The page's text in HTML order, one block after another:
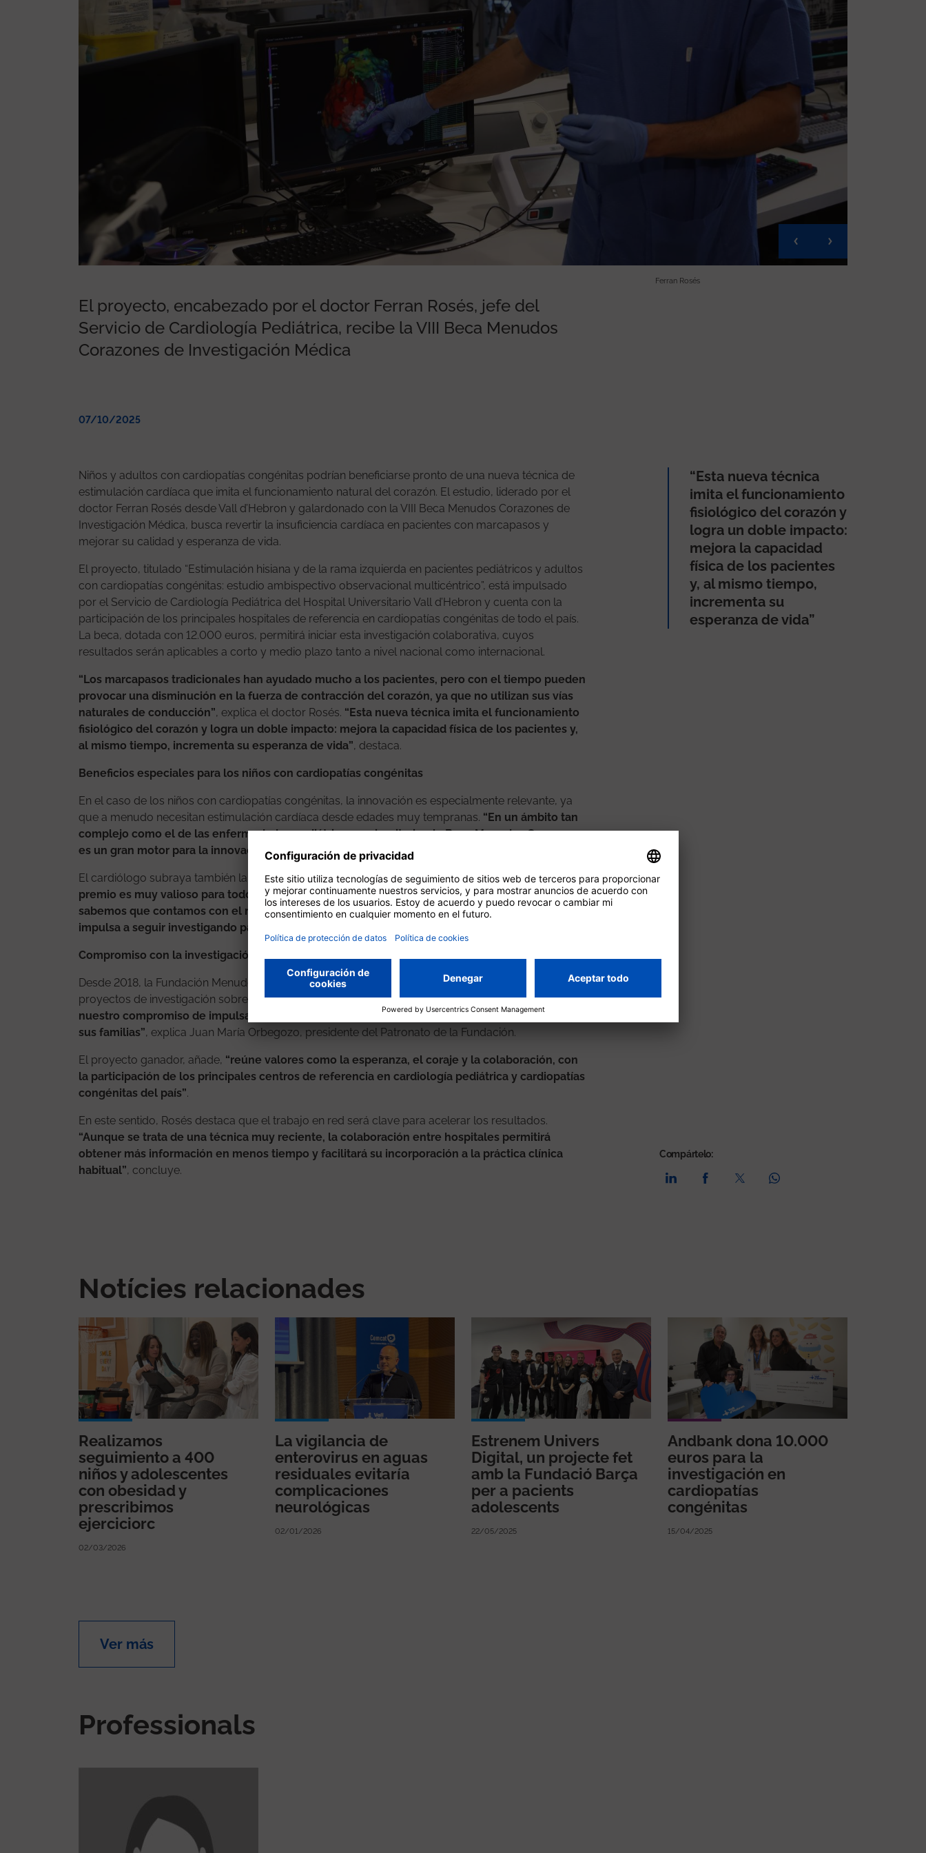
Ferran Rosés
El proyecto, encabezado por el doctor Ferran Rosés, jefe del
Servicio de Cardiología Pediátrica, recibe la VIII Beca Menudos
Corazones de Investigación Médica
07/10/2025
Niños y adultos con cardiopatías congénitas podrían beneficiarse pronto de una nueva técnica de
estimulación cardíaca que imita el funcionamiento natural del corazón. El estudio, liderado por el
doctor Ferran Rosés desde Vall d’Hebron y galardonado con la VIII Beca Menudos Corazones de
Investigación Médica, busca revertir la insuficiencia cardíaca en pacientes con marcapasos y
mejorar su calidad y esperanza de vida.
El proyecto, titulado “Estimulación hisiana y de la rama izquierda en pacientes pediátricos y adultos
con cardiopatías congénitas: estudio ambispectivo observacional multicéntrico”, está impulsado
por el Servicio de Cardiología Pediátrica del Hospital Universitario Vall d’Hebron y cuenta con la
participación de los principales hospitales de referencia en cardiopatías congénitas de todo el país.
La beca, dotada con 12.000 euros, permitirá iniciar esta investigación colaborativa, cuyos
resultados serán aplicables a corto y medio plazo tanto a nivel nacional como internacional.
“Los marcapasos tradicionales han ayudado mucho a los pacientes, pero con el tiempo pueden
provocar una disminución en la fuerza de contracción del corazón, ya que no utilizan sus vías
naturales de conducción”, explica el doctor Rosés. “Esta nueva técnica imita el funcionamiento
fisiológico del corazón y logra un doble impacto: mejora la capacidad física de los pacientes y,
al mismo tiempo, incrementa su esperanza de vida”, destaca.
Beneficios especiales para los niños con cardiopatías congénitas
En el caso de los niños con cardiopatías congénitas, la innovación es especialmente relevante, ya
que a menudo necesitan estimulación cardíaca desde edades muy tempranas. “En un ámbito tan
complejo como el de las enfermedades pediátricas o minoritarias, la Beca Menudos Corazones
es un gran motor para la innovación” , señala el doctor Rosés.
El cardiólogo subraya también la importancia del reconocimiento y del apoyo recibido.“ Este
premio es muy valioso para todo el equipo. Gracias a la Fundación Menudos Corazones,
sabemos que contamos con el respaldo de nuestros pacientes y de sus familias, y eso nos
impulsa a seguir investigando para mejorar su calidad de vida"
Compromiso con la investigación y el progreso médico
Desde 2018, la Fundación Menudos Corazones ha destinado casi 100.000 euros a financiar
proyectos de investigación sobre cardiopatías congénitas.“Esta octava edición da continuidad a
nuestro compromiso de impulsar los avances médicos que mejoren la vida de los pacientes y
sus familias”, explica Juan María Orbegozo, presidente del Patronato de la Fundación.
El proyecto ganador, añade, “reúne valores como la esperanza, el coraje y la colaboración, con
la participación de los principales centros de referencia en cardiología pediátrica y cardiopatías
congénitas del país”.
En este sentido, Rosés destaca que el trabajo en red será clave para acelerar los resultados.
“Aunque se trata de una técnica muy reciente, la colaboración entre hospitales permitirá
obtener más información en menos tiempo y facilitará su incorporación a la práctica clínica
habitual”, concluye.
“Esta nueva técnica
imita el funcionamiento
fisiológico del corazón y
logra un doble impacto:
mejora la capacidad
física de los pacientes
y, al mismo tiempo,
incrementa su
esperanza de vida”
Compártelo:
Notícies relacionades
Realizamos
seguimiento a 400
niños y adolescentes
con obesidad y
prescribimos
ejerciciorc
02/03/2026
La vigilancia de
enterovirus en aguas
residuales evitaría
complicaciones
neurológicas
02/01/2026
Estrenem Univers
Digital, un projecte fet
amb la Fundació Barça
per a pacients
adolescents
22/05/2025
Andbank dona 10.000
euros para la
investigación en
cardiopatías
congénitas
15/04/2025
Ver más
Professionals